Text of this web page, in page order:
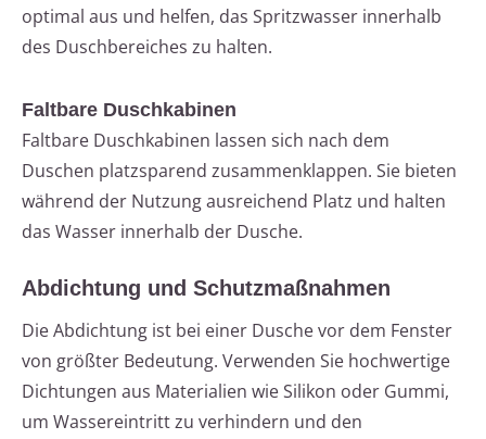
optimal aus und helfen, das Spritzwasser innerhalb
des Duschbereiches zu halten.
Faltbare Duschkabinen
Faltbare Duschkabinen lassen sich nach dem
Duschen platzsparend zusammenklappen. Sie bieten
während der Nutzung ausreichend Platz und halten
das Wasser innerhalb der Dusche.
Abdichtung und Schutzmaßnahmen
Die Abdichtung ist bei einer Dusche vor dem Fenster
von größter Bedeutung. Verwenden Sie hochwertige
Dichtungen aus Materialien wie Silikon oder Gummi,
um Wassereintritt zu verhindern und den